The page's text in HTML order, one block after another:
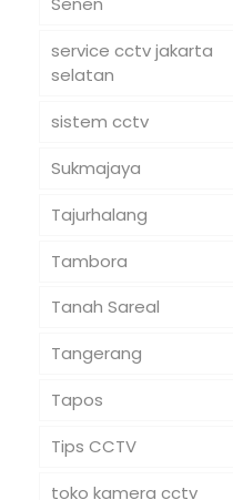
service cctv jakarta
selatan
sistem cctv
Sukmajaya
Tajurhalang
Tambora
Tanah Sareal
Tangerang
Tapos
Tips CCTV
toko kamera cctv